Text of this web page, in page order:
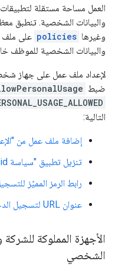
العمل مساحة مستقلة لتطبيقات
والبيانات الشخصية. تنطبق
وغيرها policies على ملف
والبيانات الشخصية للموظف
لإعداد ملف عمل على جهاز
ضبط
التالية:
إضافة ملف عمل من
تنزيل تطبيق "سياسة Android للأجهزة"
رابط الرمز المميّز
عنوان URL لتسجيل الدخول
الأجهزة المملوكة
الشخصي